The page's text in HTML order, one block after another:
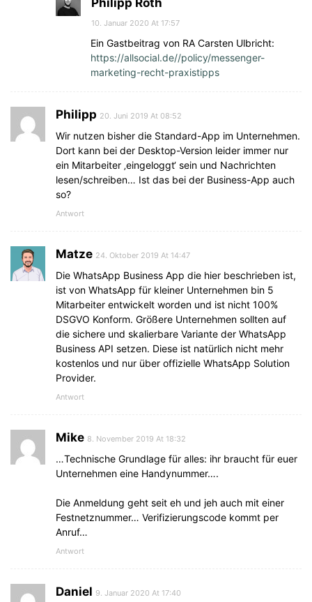
Philipp Roth
10. Januar 2020 At 17:57
Ein Gastbeitrag von RA Carsten Ulbricht:
https://allsocial.de//policy/messenger-
marketing-recht-praxistipps
Philipp 20. Juni 2019 At 08:52
Wir nutzen bisher die Standard-App im Unternehmen.
Dort kann bei der Desktop-Version leider immer nur
ein Mitarbeiter ‚eingeloggt‘ sein und Nachrichten
lesen/schreiben… Ist das bei der Business-App auch
so?
Antwort
Matze 24. Oktober 2019 At 14:47
Die WhatsApp Business App die hier beschrieben ist,
ist von WhatsApp für kleiner Unternehmen bin 5
Mitarbeiter entwickelt worden und ist nicht 100%
DSGVO Konform. Größere Unternehmen sollten auf
die sichere und skalierbare Variante der WhatsApp
Business API setzen. Diese ist natürlich nicht mehr
kostenlos und nur über offizielle WhatsApp Solution
Provider.
Antwort
Mike 8. November 2019 At 18:32
…Technische Grundlage für alles: ihr braucht für euer
Unternehmen eine Handynummer….
Die Anmeldung geht seit eh und jeh auch mit einer
Festnetznummer… Verifizierungscode kommt per
Anruf…
Antwort
Daniel 9. Januar 2020 At 17:40